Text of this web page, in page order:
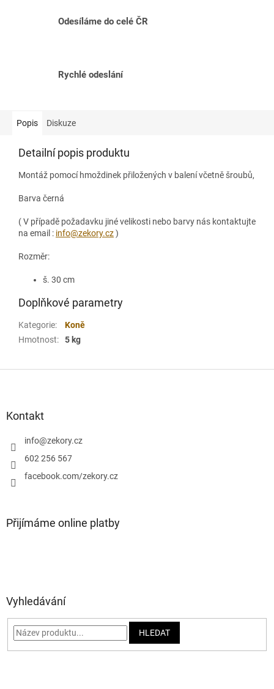
Odesíláme do celé ČR
Rychlé odeslání
Popis Diskuze
Detailní popis produktu
Montáž pomocí hmoždinek přiložených v balení včetně šroubů,
Barva černá
( V případě požadavku jiné velikosti nebo barvy nás kontaktujte
na email : info@zekory.cz)
Rozměr:
š. 30 cm
Doplňkové parametry
Kategorie:
Koně
Hmotnost: 5 kg
Kontakt
info@zekory.cz
602 256 567
facebook.com/zekory.cz
Přijímáme online platby
Vyhledávání
HLEDAT